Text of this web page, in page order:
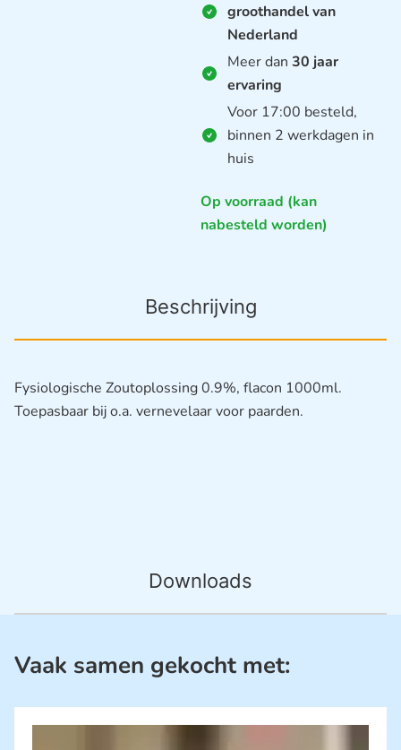
groothandel van
Nederland
Meer dan 30 jaar
ervaring
Voor 17:00 besteld,
binnen 2 werkdagen in
huis
Op voorraad (kan
nabesteld worden)
Beschrijving
Downloads
Fysiologische Zoutoplossing 0.9%, flacon 1000ml.
Toepasbaar bij o.a. vernevelaar voor paarden.
Vaak samen gekocht met: